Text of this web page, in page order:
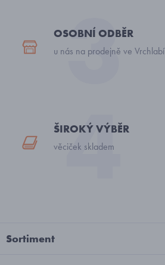
OSOBNÍ ODBĚR
u nás na prodejně ve Vrchlabí
ŠIROKÝ VÝBĚR
věciček skladem
Sortiment